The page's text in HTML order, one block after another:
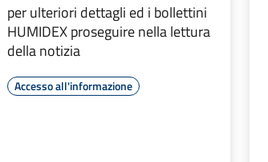
per ulteriori dettagli ed i bollettini
HUMIDEX proseguire nella lettura
della notizia
Accesso all'informazione